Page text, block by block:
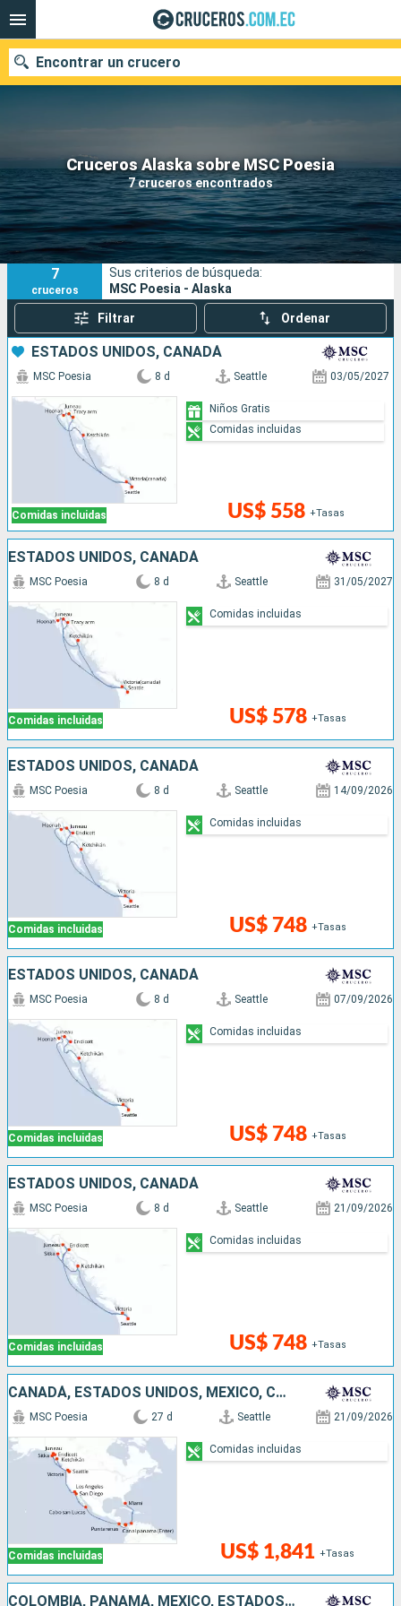
Cruceros Alaska sobre MSC Poesia
7 cruceros encontrados
Encontrar un crucero
Nuestros destinos
Fecha de salida
Puertos Compañías
Buscar
7
cruceros
Sus criterios de búsqueda:
MSC Poesia - Alaska
Filtrar Ordenar
ESTADOS UNIDOS, CANADÁ
Comidas incluidas
MSC Poesia 8 d Seattle 03/05/2027
US$ 558 +Tasas
Niños Gratis
Comidas incluidas
ESTADOS UNIDOS, CANADÁ
Comidas incluidas
MSC Poesia 8 d Seattle 31/05/2027
US$ 578 +Tasas
Comidas incluidas
ESTADOS UNIDOS, CANADÁ
Comidas incluidas
MSC Poesia 8 d Seattle 14/09/2026
US$ 748 +Tasas
Comidas incluidas
ESTADOS UNIDOS, CANADÁ
Comidas incluidas
MSC Poesia 8 d Seattle 07/09/2026
US$ 748 +Tasas
Comidas incluidas
ESTADOS UNIDOS, CANADÁ
Comidas incluidas
MSC Poesia 8 d Seattle 21/09/2026
US$ 748 +Tasas
Comidas incluidas
CANADÁ, ESTADOS UNIDOS, MÉXICO, COSTA RICA, PANAMÁ, COLOMBIA
Comidas incluidas
MSC Poesia 27 d Seattle 21/09/2026
US$ 1,841 +Tasas
Comidas incluidas
COLOMBIA, PANAMÁ, MÉXICO, ESTADOS UNIDOS, CANADÁ